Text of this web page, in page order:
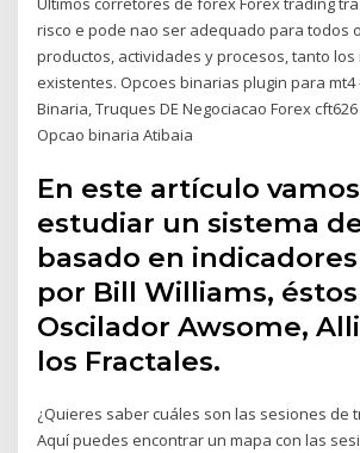
risco e pode nao ser adequado para todos
productos, actividades y procesos, tanto los
existentes. Opcoes binarias plugin para mt4
Binaria, Truques DE Negociacao Forex
Opcao binaria Atibaia
En este artículo
estudiar un sistema
basado en
por Bill Williams,
Oscilador Awsome,
los Fractales.
¿Quieres saber cuáles son las sesiones de
Aquí puedes encontrar un mapa con las